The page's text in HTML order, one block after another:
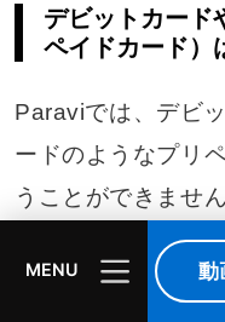
MENU 動
デビットカード
ペイドカード）
Paraviでは、デビ
ードのようなプリ
うことができません
ただし、iTunes
決済であれば、そ